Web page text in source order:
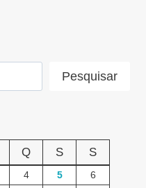
Pesquisar
Q S S
4 5
6